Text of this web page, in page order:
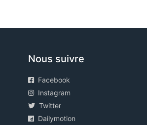
Nous suivre
Facebook
Instagram
Twitter
Dailymotion